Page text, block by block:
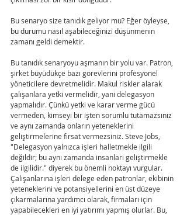
Bu senaryo size tanıdık geliyor mu? Eğer öyleyse,
bu durumu nasıl aşabileceğinizi düşünmenin
zamanı geldi demektir.
Bu tanıdık senaryoyu aşmanın bir yolu var. Patron,
şirket büyüdükçe bazı görevlerini profesyonel
yöneticilere devretmelidir. Makul riskler alarak
çalışanlara yetki vermelidir, yani delegasyon
yapmalıdır. Çünkü yetki ve karar verme gücü
vermeden, kimseyi bir işten sorumlu tutamazsınız
ve aynı zamanda onların yeteneklerini
geliştirmelerine fırsat vermezsiniz. Steve Jobs,
"Delegasyon yalnızca işleri halletmekle ilgili
değildir; bu aynı zamanda insanları geliştirmekle
de ilgilidir." diyerek bu önemli noktayı vurgular.
Çalışanlarına işleri delege eden patronlar, ekibinin
yeteneklerini ve potansiyellerini en üst düzeye
çıkarmalarına yardımcı olarak, firmaları için
yapabilecekleri en iyi yatırımı yapmış olurlar. Bu,